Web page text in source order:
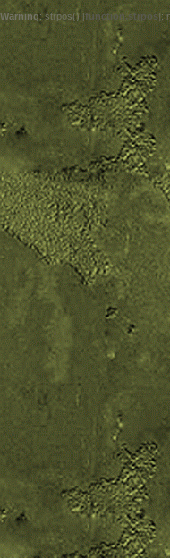
Warning: strpos() [function.strpos]: